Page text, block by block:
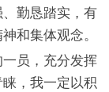
勤恳踏实，有
和集体观念。
员，充分发挥
，我一定以积